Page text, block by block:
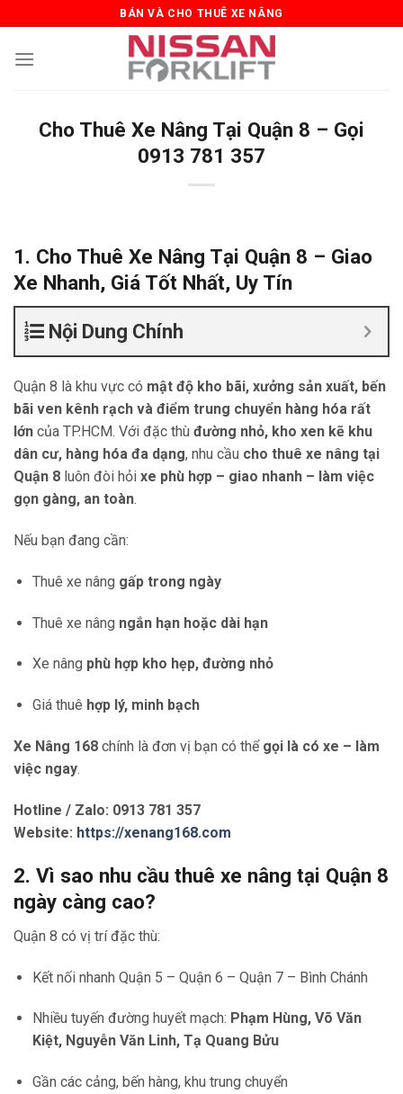
to
content
BÁN VÀ CHO THUÊ XE NÂNG
Cho Thuê Xe Nâng Tại Quận 8 – Gọi
0913 781 357
1. Cho Thuê Xe Nâng Tại Quận 8 – Giao
Xe Nhanh, Giá Tốt Nhất, Uy Tín
Nội Dung Chính
Quận 8 là khu vực có mật độ kho bãi, xưởng sản xuất, bến
bãi ven kênh rạch và điểm trung chuyển hàng hóa rất
lớn của TP.HCM. Với đặc thù đường nhỏ, kho xen kẽ khu
dân cư, hàng hóa đa dạng, nhu cầu cho thuê xe nâng tại
Quận 8 luôn đòi hỏi xe phù hợp – giao nhanh – làm việc
gọn gàng, an toàn.
Nếu bạn đang cần:
Thuê xe nâng gấp trong ngày
Thuê xe nâng ngắn hạn hoặc dài hạn
Xe nâng phù hợp kho hẹp, đường nhỏ
Giá thuê hợp lý, minh bạch
Xe Nâng 168 chính là đơn vị bạn có thể gọi là có xe – làm
việc ngay.
Hotline / Zalo: 0913 781 357
Website: https://xenang168.com
2. Vì sao nhu cầu thuê xe nâng tại Quận 8
ngày càng cao?
Quận 8 có vị trí đặc thù:
Kết nối nhanh Quận 5 – Quận 6 – Quận 7 – Bình Chánh
Nhiều tuyến đường huyết mạch: Phạm Hùng, Võ Văn
Kiệt, Nguyễn Văn Linh, Tạ Quang Bửu
Gần các cảng, bến hàng, khu trung chuyển